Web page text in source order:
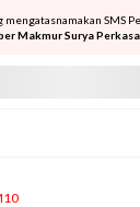
mengatasnamakan SMS
Makmur Surya Perkasa